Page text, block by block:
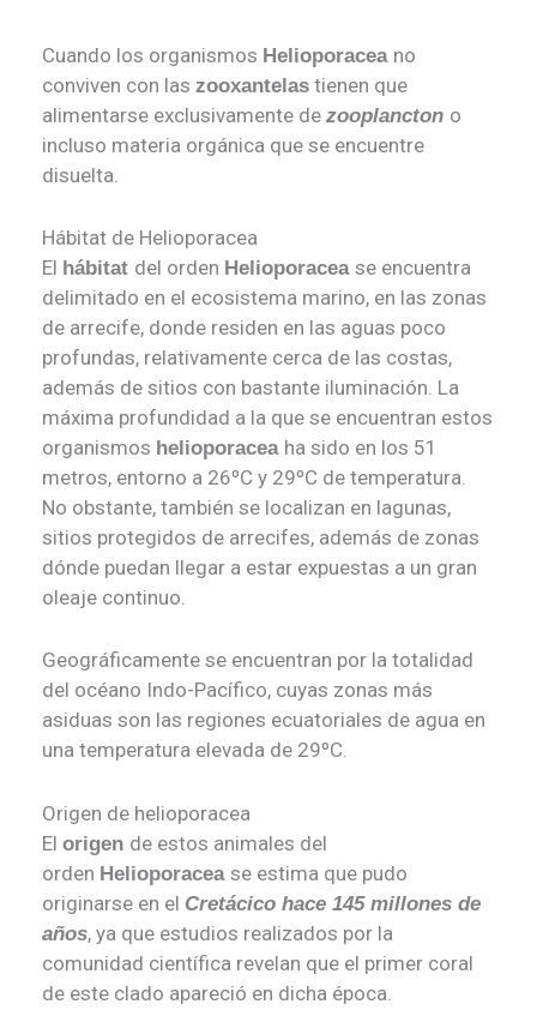
Cuando los organismos Helioporacea no
conviven con las zooxantelas tienen que
alimentarse exclusivamente de zooplancton o
incluso materia orgánica que se encuentre
disuelta.
Hábitat de Helioporacea
El hábitat del orden Helioporacea se encuentra
delimitado en el ecosistema marino, en las zonas
de arrecife, donde residen en las aguas poco
profundas, relativamente cerca de las costas,
además de sitios con bastante iluminación. La
máxima profundidad a la que se encuentran estos
organismos helioporacea ha sido en los 51
metros, entorno a 26ºC y 29ºC de temperatura.
No obstante, también se localizan en lagunas,
sitios protegidos de arrecifes, además de zonas
dónde puedan llegar a estar expuestas a un gran
oleaje continuo.
Geográficamente se encuentran por la totalidad
del océano Indo-Pacífico, cuyas zonas más
asiduas son las regiones ecuatoriales de agua en
una temperatura elevada de 29ºC.
Origen de helioporacea
El origen de estos animales del
orden Helioporacea se estima que pudo
originarse en el Cretácico hace 145 millones de
años, ya que estudios realizados por la
comunidad científica revelan que el primer coral
de este clado apareció en dicha época.